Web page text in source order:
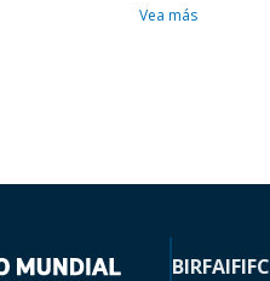
Vea más
BIRFAIFIFC